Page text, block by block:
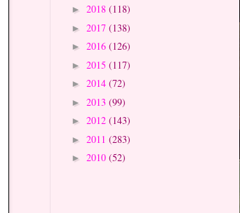
► 2018 (118)
► 2017 (138)
► 2016 (126)
► 2015 (117)
► 2014 (72)
► 2013 (99)
► 2012 (143)
► 2011 (283)
► 2010 (52)